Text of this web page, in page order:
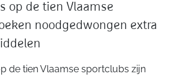
op de tien Vlaamse
noodgedwongen extra
de tien Vlaamse sportclubs zijn